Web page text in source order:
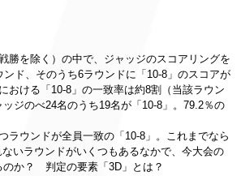
勝を除く）の中で、ジャッジのスコアリングを
ド、そのうち6ラウンドに「10-8」のスコアが
おける「10-8」の一致率は約8割（当該ラウン
ッジのべ24名のうち19名が「10-8」。79.2％の
ラウンドが全員一致の「10-8」。 これまでなら
ないラウンドがいくつもあるなかで、今大会の
のか？ 判定の要素「3D」とは？